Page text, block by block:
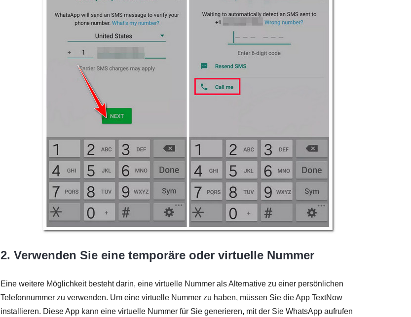
2. Verwenden Sie eine temporäre oder virtuelle Nummer
Eine weitere Möglichkeit besteht darin, eine virtuelle Nummer als Alternative zu einer persönlichen
Telefonnummer zu verwenden. Um eine virtuelle Nummer zu haben, müssen Sie die App TextNow
installieren. Diese App kann eine virtuelle Nummer für Sie generieren, mit der Sie WhatsApp aufrufen